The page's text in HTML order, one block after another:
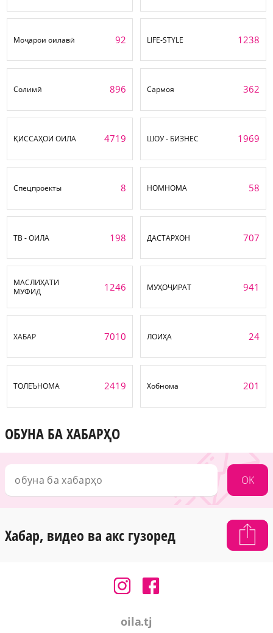
Моҷарои оилавӣ 92 LIFE-STYLE 1238
Солимӣ 896 Сармоя 362
ҚИССАҲОИ ОИЛА 4719 ШОУ - БИЗНЕС 1969
Спецпроекты 8 НОМНОМА 58
ТВ - ОИЛА 198 ДАСТАРХОН 707
МАСЛИҲАТИ
МУФИД
1246 МУҲОҶИРАТ 941
ХАБАР 7010 ЛОИҲА 24
ТОЛЕЪНОМА 2419 Хобнома 201
ОБУНА БА ХАБАРҲО
OK
Хабар, видео ва акс гузоред
oila.tj